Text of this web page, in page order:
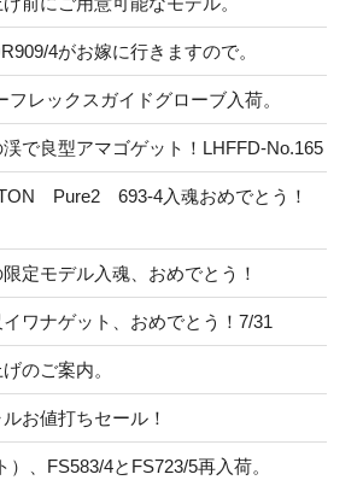
4がお嫁に行きますので。
レックスガイドグローブ入荷。
で良型アマゴゲット！LHFFD-No.165
Pure2 693-4入魂おめでとう！
定モデル入魂、おめでとう！
ワナゲット、おめでとう！7/31
のご案内。
お値打ちセール！
、FS583/4とFS723/5再入荷。